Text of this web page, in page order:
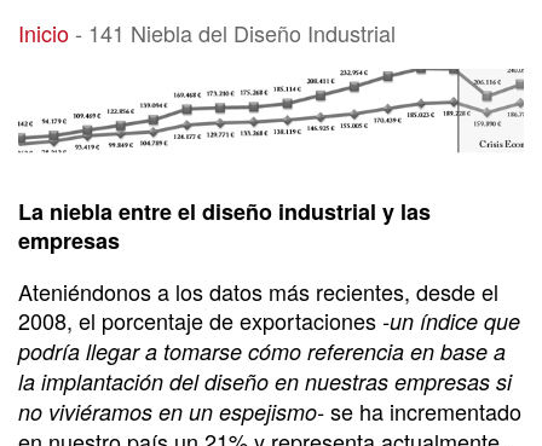
141 Niebla del Diseño Industrial
Inicio- 141 Niebla del Diseño Industrial
La niebla entre el diseño industrial y las
empresas
Ateniéndonos a los datos más recientes, desde el
2008, el porcentaje de exportaciones -un índice que
podría llegar a tomarse cómo referencia en base a
la implantación del diseño en nuestras empresas si
no viviéramos en un espejismo- se ha incrementado